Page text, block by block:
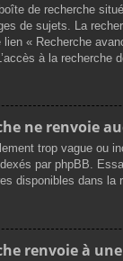
de recherche
de sujets. La
« Recherche
à la recherche
ne renvoie
trop vague ou
par phpBB.
disponibles dans la
renvoie à